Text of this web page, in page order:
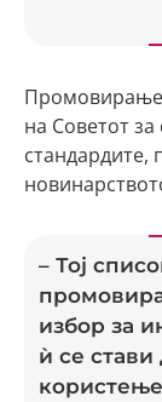
на Советот
стандардите,
– Тој
избор за
ѝ се стави